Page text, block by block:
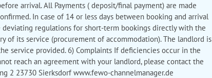
arrival. All Payments ( deposit/final payment) are made
In case of 14 or less days between booking and arrival
regulations for short-term bookings directly with the
of its service (procurement of accommodation). The landlord is
service provided. 6) Complaints If deficiencies occur in the
reach an agreement with your landlord, please contact the
2 23730 Sierksdorf www.fewo-channelmanager.de